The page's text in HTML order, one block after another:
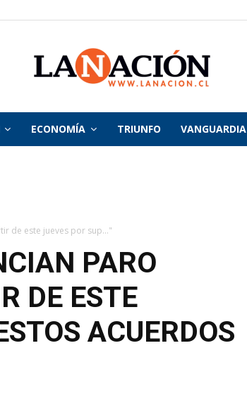
La
ECONOMÍA TRIUNFO VANGUARDIA
de este jueves por sup..."
PARO
DE ESTE
ACUERDOS